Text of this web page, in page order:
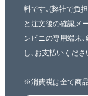
料です｡(弊社で負
と注文後の確認メ
ンビニの専用端末
し､お支払いくださ
※消費税は全て商